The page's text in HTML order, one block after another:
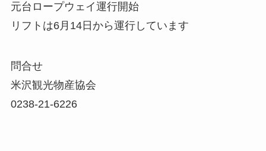
元台ロープウェイ運行開始
リフトは6月14日から運行しています
問合せ
米沢観光物産協会
0238-21-6226